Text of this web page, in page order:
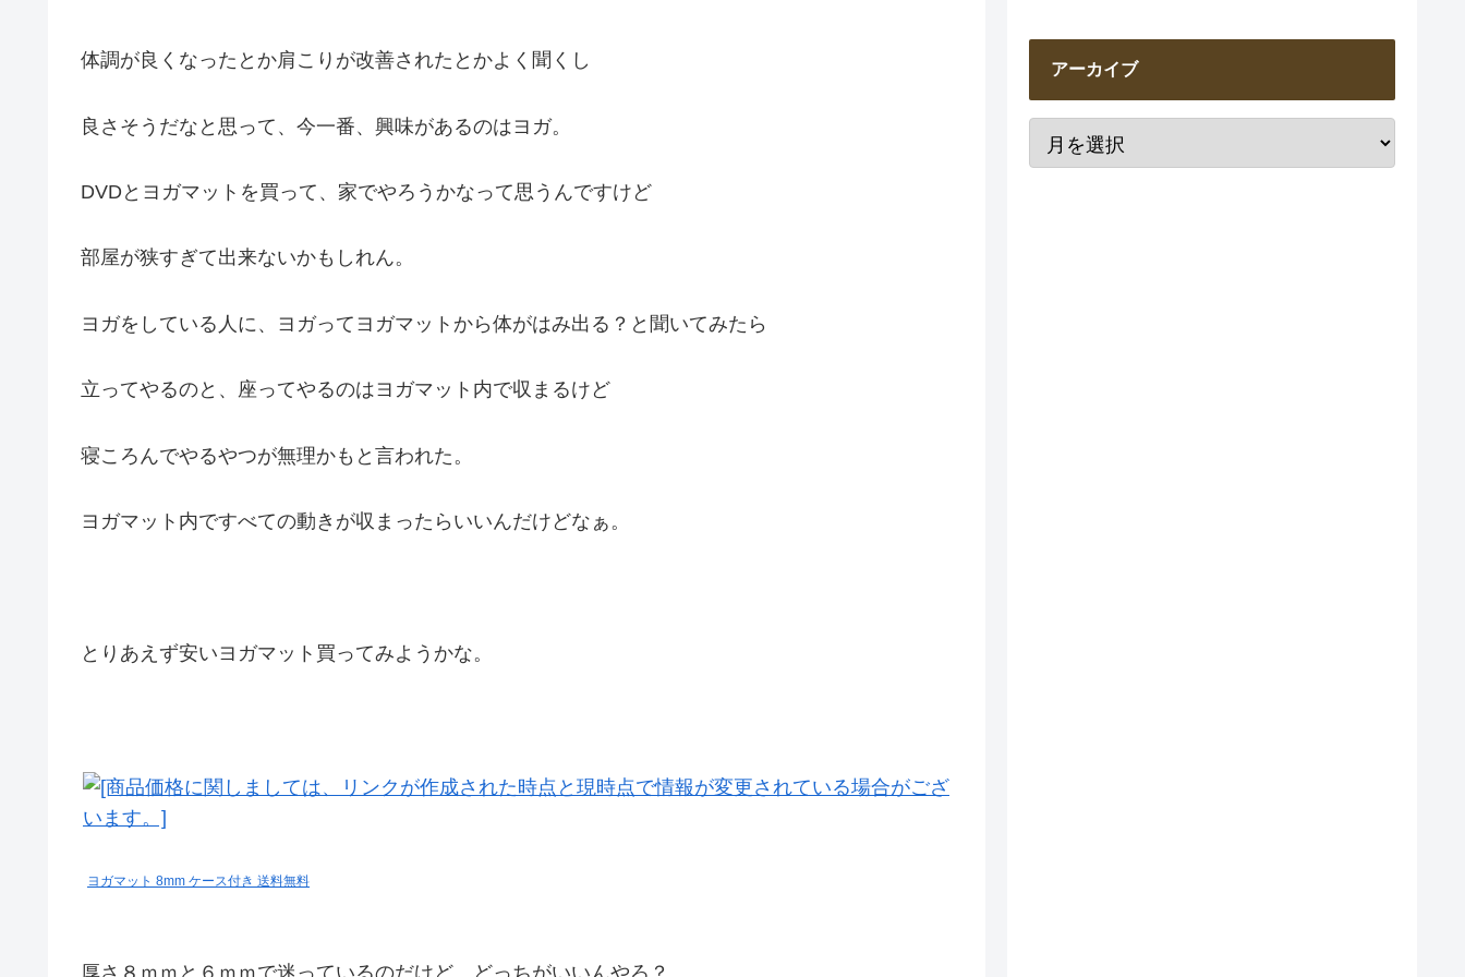
体調が良くなったとか肩こりが改善されたとかよく聞くし
良さそうだなと思って、今一番、興味があるのはヨガ。
DVDとヨガマットを買って、家でやろうかなって思うんですけど
部屋が狭すぎて出来ないかもしれん。
ヨガをしている人に、ヨガってヨガマットから体がはみ出る？と聞いてみたら
立ってやるのと、座ってやるのはヨガマット内で収まるけど
寝ころんでやるやつが無理かもと言われた。
ヨガマット内ですべての動きが収まったらいいんだけどなぁ。
とりあえず安いヨガマット買ってみようかな。
ヨガマット 8mm ケース付き 送料無料
アーカイブ